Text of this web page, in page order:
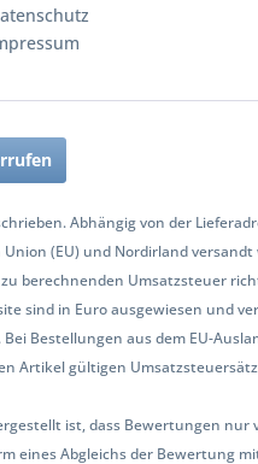
Abhängig von der
(EU) und Nordirland
berechnenden Umsatzsteuer
sind in Euro ausgewiesen und
Bestellungen aus dem EU-
Artikel gültigen
ist, dass Bewertungen
Abgleichs der Bewertung